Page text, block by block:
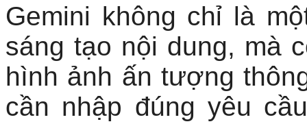
Gemini không chỉ là
sáng tạo nội dung, mà
hình ảnh ấn tượng
cần nhập đúng yêu